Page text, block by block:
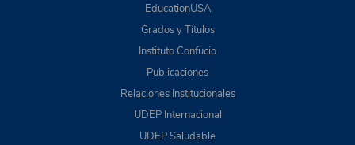
EducationUSA
Grados y Títulos
Instituto Confucio
Publicaciones
Relaciones Institucionales
UDEP Internacional
UDEP Saludable